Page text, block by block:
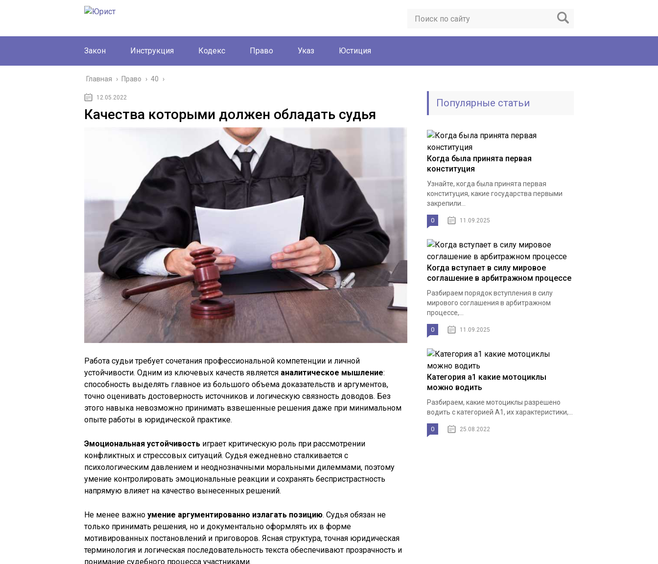
Закон Инструкция Кодекс Право Указ Юстиция
Главная › Право › 40 ›
12.05.2022
Качества которыми должен обладать судья
Работа судьи требует сочетания профессиональной компетенции и личной
устойчивости. Одним из ключевых качеств является аналитическое мышление:
способность выделять главное из большого объема доказательств и аргументов,
точно оценивать достоверность источников и логическую связность доводов. Без
этого навыка невозможно принимать взвешенные решения даже при минимальном
опыте работы в юридической практике.
Эмоциональная устойчивость играет критическую роль при рассмотрении
конфликтных и стрессовых ситуаций. Судья ежедневно сталкивается с
психологическим давлением и неоднозначными моральными дилеммами, поэтому
умение контролировать эмоциональные реакции и сохранять беспристрастность
напрямую влияет на качество вынесенных решений.
Не менее важно умение аргументированно излагать позицию. Судья обязан не
только принимать решения, но и документально оформлять их в форме
мотивированных постановлений и приговоров. Ясная структура, точная юридическая
терминология и логическая последовательность текста обеспечивают прозрачность и
понимание судебного процесса участниками.
Популярные статьи
Когда была принята первая
конституция
Узнайте, когда была принята первая
конституция, какие государства первыми
закрепили...
0 11.09.2025
Когда вступает в силу мировое
соглашение в арбитражном процессе
Разбираем порядок вступления в силу
мирового соглашения в арбитражном
процессе,...
0 11.09.2025
Категория а1 какие мотоциклы
можно водить
Разбираем, какие мотоциклы разрешено
водить с категорией А1, их характеристики,...
0 25.08.2022